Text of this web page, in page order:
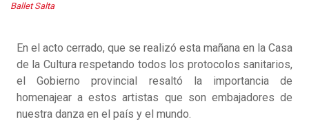
Ballet Salta
En el acto cerrado, que se realizó esta mañana en la Casa
de la Cultura respetando todos los protocolos sanitarios,
el Gobierno provincial resaltó la importancia de
homenajear a estos artistas que son embajadores de
nuestra danza en el país y el mundo.